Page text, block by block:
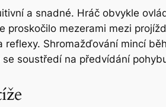
a snadné. Hráč obvykle
proskočilo mezerami mezi
Shromažďování mincí
soustředí na předvídání